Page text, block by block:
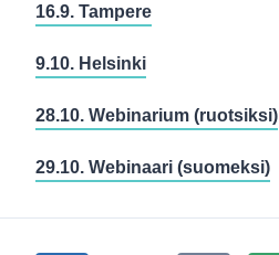
16.9. Tampere
9.10. Helsinki
28.10. Webinarium (ruotsiksi)
29.10. Webinaari (suomeksi)